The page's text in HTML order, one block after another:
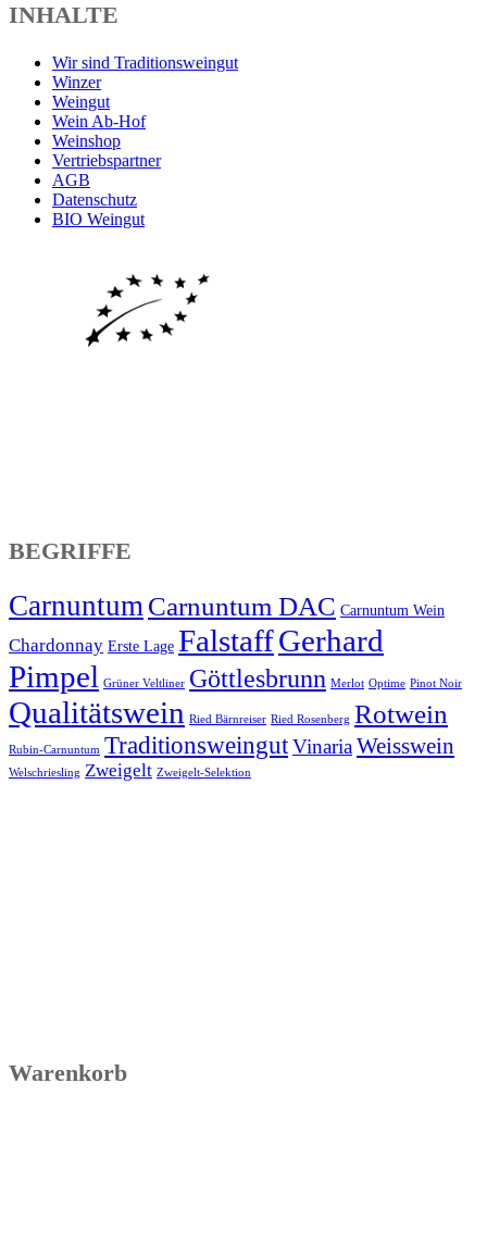
INHALTE
Wir sind Traditionsweingut
Winzer
Weingut
Wein Ab-Hof
Weinshop
Vertriebspartner
AGB
Datenschutz
BIO Weingut
BEGRIFFE
Carnuntum Carnuntum DAC Carnuntum Wein
Chardonnay Erste Lage FalstaffGerhard
Pimpel Grüner Veltliner Göttlesbrunn Merlot Optime Pinot Noir
Qualitätswein Ried Bärnreiser Ried Rosenberg Rotwein
Rubin-Carnuntum TraditionsweingutVinariaWeisswein
Welschriesling Zweigelt Zweigelt-Selektion
Warenkorb